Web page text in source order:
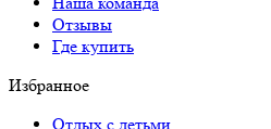
Отзывы
Где купить
Избранное
Отдых с детьми